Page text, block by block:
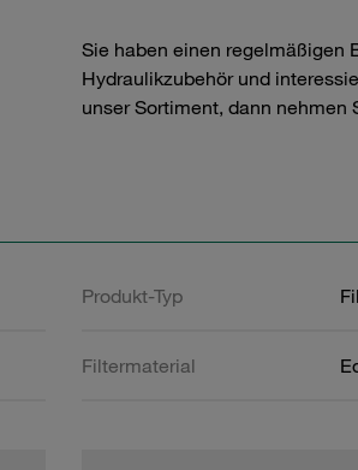
Sie haben einen regelmäßigen
Hydraulikzubehör und
unser Sortiment, dann nehmen
Produkt-Typ
Filtermaterial